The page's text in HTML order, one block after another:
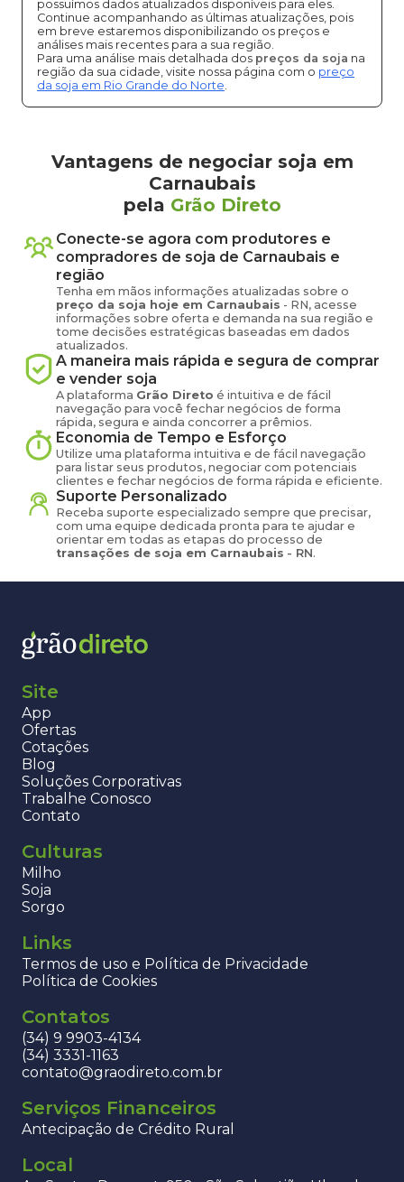
possuímos dados atualizados disponíveis para eles.
Continue acompanhando as últimas atualizações, pois
em breve estaremos disponibilizando os preços e
análises mais recentes para a sua região.
Para uma análise mais detalhada dos preços da soja na
região da sua cidade, visite nossa página com o preço
da soja em Rio Grande do Norte.
Vantagens de negociar soja em
Carnaubais
pela Grão Direto
Conecte-se agora com produtores e
compradores de soja de Carnaubais e
região
Tenha em mãos informações atualizadas sobre o
preço da soja hoje em Carnaubais - RN, acesse
informações sobre oferta e demanda na sua região e
tome decisões estratégicas baseadas em dados
atualizados.
A maneira mais rápida e segura de comprar
e vender soja
A plataforma Grão Direto é intuitiva e de fácil
navegação para você fechar negócios de forma
rápida, segura e ainda concorrer a prêmios.
Economia de Tempo e Esforço
Utilize uma plataforma intuitiva e de fácil navegação
para listar seus produtos, negociar com potenciais
clientes e fechar negócios de forma rápida e eficiente.
Suporte Personalizado
Receba suporte especializado sempre que precisar,
com uma equipe dedicada pronta para te ajudar e
orientar em todas as etapas do processo de
transações de soja em Carnaubais - RN.
Site
App
Ofertas
Cotações
Blog
Soluções Corporativas
Trabalhe Conosco
Contato
Culturas
Milho
Soja
Sorgo
Links
Termos de uso e Política de Privacidade
Política de Cookies
Contatos
(34) 9 9903-4134
(34) 3331-1163
contato@graodireto.com.br
Serviços Financeiros
Antecipação de Crédito Rural
Local